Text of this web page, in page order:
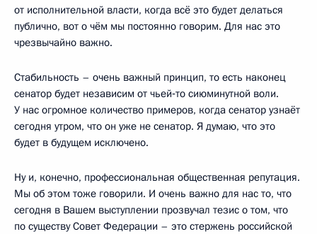
от исполнительной власти, когда всё это будет делаться
публично, вот о чём мы постоянно говорим. Для нас это
чрезвычайно важно.
Стабильность – очень важный принцип, то есть наконец
сенатор будет независим от чьей‑то сиюминутной воли.
У нас огромное количество примеров, когда сенатор узнаёт
сегодня утром, что он уже не сенатор. Я думаю, что это
будет в будущем исключено.
Ну и, конечно, профессиональная общественная репутация.
Мы об этом тоже говорили. И очень важно для нас то, что
сегодня в Вашем выступлении прозвучал тезис о том, что
по существу Совет Федерации – это стержень российской